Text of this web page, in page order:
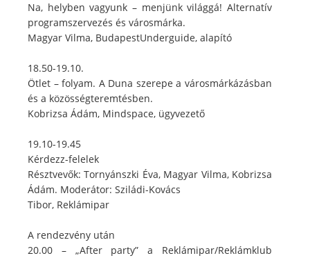
Na, helyben vagyunk – menjünk világgá! Alternatív
programszervezés és városmárka.
Magyar Vilma, BudapestUnderguide, alapító
18.50-19.10.
Ötlet – folyam. A Duna szerepe a városmárkázásban
és a közösségteremtésben.
Kobrizsa Ádám, Mindspace, ügyvezető
19.10-19.45
Kérdezz-felelek
Résztvevők: Tornyánszki Éva, Magyar Vilma, Kobrizsa
Ádám. Moderátor: Sziládi-Kovács
Tibor, Reklámipar
A rendezvény után
20.00 – „After party” a Reklámipar/Reklámklub